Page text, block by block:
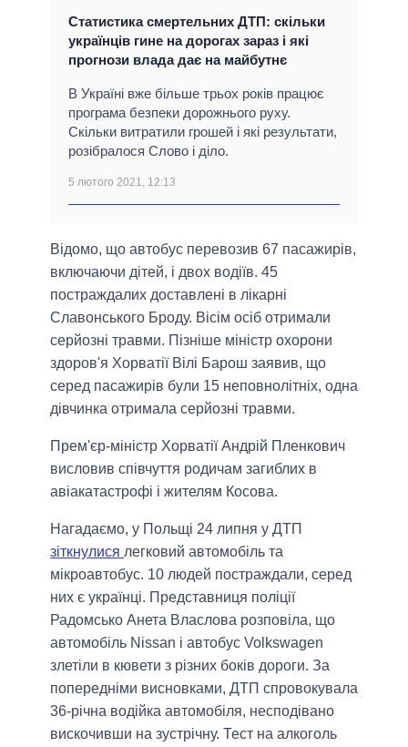
Статистика смертельних ДТП: скільки
українців гине на дорогах зараз і які
прогнози влада дає на майбутнє
В Україні вже більше трьох років працює
програма безпеки дорожнього руху.
Скільки витратили грошей і які результати,
розібралося Слово і діло.
5 лютого 2021, 12:13
Відомо, що автобус перевозив 67 пасажирів,
включаючи дітей, і двох водіїв. 45
постраждалих доставлені в лікарні
Славонського Броду. Вісім осіб отримали
серйозні травми. Пізніше міністр охорони
здоров'я Хорватії Вілі Барош заявив, що
серед пасажирів були 15 неповнолітніх, одна
дівчинка отримала серйозні травми.
Прем'єр-міністр Хорватії Андрій Пленкович
висловив співчуття родичам загиблих в
авіакатастрофі і жителям Косова.
Нагадаємо, у Польщі 24 липня у ДТП
зіткнулися легковий автомобіль та
мікроавтобус. 10 людей постраждали, серед
них є українці. Представниця поліції
Радомсько Анета Власлова розповіла, що
автомобіль Nissan і автобус Volkswagen
злетіли в кювети з різних боків дороги. За
попередніми висновками, ДТП спровокувала
36-річна водійка автомобіля, несподівано
вискочивши на зустрічну. Тест на алкоголь